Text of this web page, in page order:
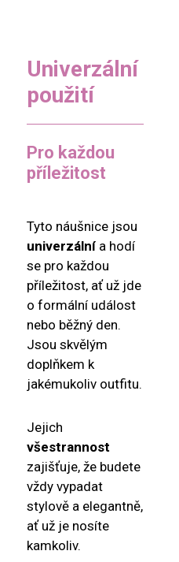
Univerzální
použití
Pro každou
příležitost
Tyto náušnice jsou
univerzální a hodí
se pro každou
příležitost, ať už jde
o formální událost
nebo běžný den.
Jsou skvělým
doplňkem k
jakémukoliv outfitu.
Jejich
všestrannost
zajišťuje, že budete
vždy vypadat
stylově a elegantně,
ať už je nosíte
kamkoliv.